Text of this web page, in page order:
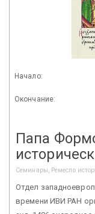
Начало:
Окончание:
Папа
Семинары, Ремесло
Отдел
времени ИВИ РАН